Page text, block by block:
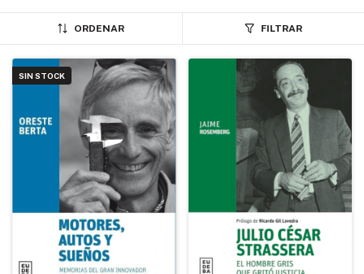
ORDENAR FILTRAR
SIN STOCK